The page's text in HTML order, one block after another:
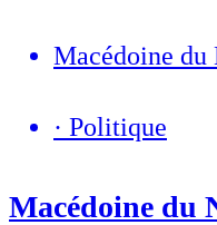
Macédoine du
· Politique
Macédoine du